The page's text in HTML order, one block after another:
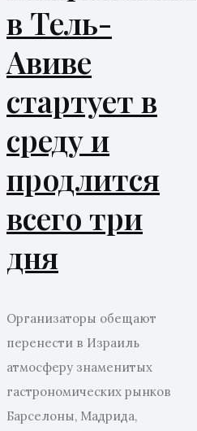
в Тель-
Авиве
стартует в
среду и
продлится
всего три
дня
Организаторы обещают
перенести в Израиль
атмосферу знаменитых
гастрономических рынков
Барселоны, Мадрида,